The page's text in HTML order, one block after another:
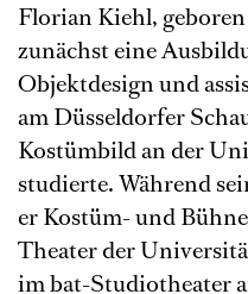
Florian Kiehl,
zunächst eine
Objektdesign und
am Düsseldorfer
Kostümbild an der
studierte. Während
er Kostüm- und
Theater der
im bat-Studiotheater